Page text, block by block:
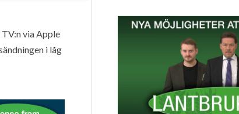
via Apple
i låg